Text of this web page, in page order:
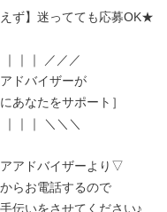
えず】迷ってても応募OK★
｜｜｜ ／／／
ドバイザーが
あなたをサポート］
｜｜｜ ＼＼＼
アドバイザーより▽
らお電話するので
伝いをさせてください♪